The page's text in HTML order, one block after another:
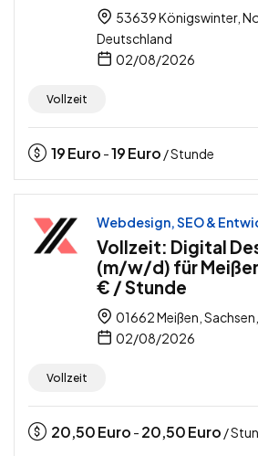
53639 Königswinter,
Deutschland
02/08/2026
Vollzeit
19Euro -19Euro / Stunde
Webdesign, SEO &
Vollzeit: Digital
(m/w/d) für
€ / Stunde
01662 Meißen,
02/08/2026
Vollzeit
20,50Euro - 20,50Euro /